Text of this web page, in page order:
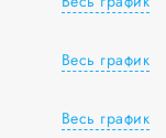
Весь график
Весь график